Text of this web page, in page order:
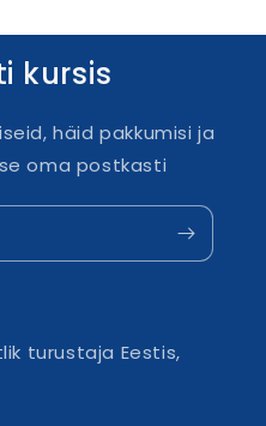
kursis
häid pakkumisi ja
oma postkasti
turustaja Eestis,